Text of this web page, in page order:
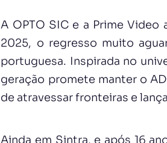
A OPTO SIC e a Prime Video
2025, o regresso muito
portuguesa. Inspirada no
geração promete manter o
de atravessar fronteiras e
Ainda em Sintra, e após 16